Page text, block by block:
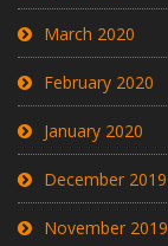
March 2020
February 2020
January 2020
December 2019
November 2019